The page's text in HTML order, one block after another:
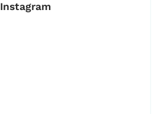
Instagram